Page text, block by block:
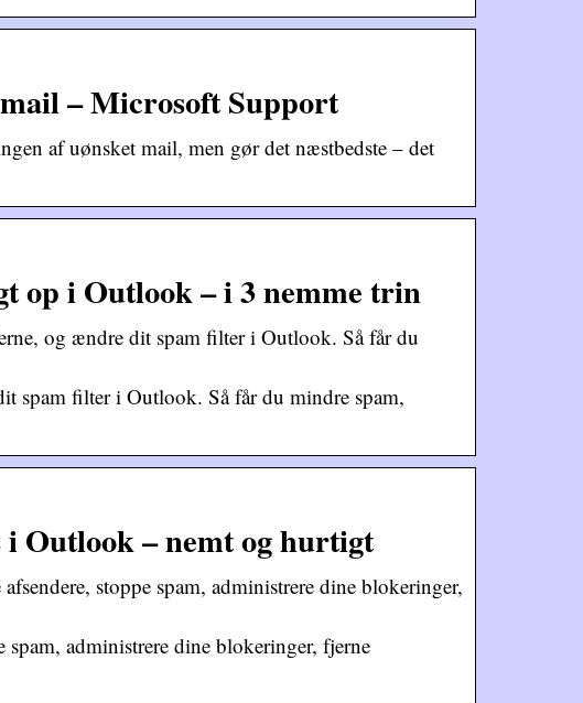
– Microsoft Support
af uønsket mail, men gør det næstbedste – det
i Outlook – i 3 nemme trin
og ændre dit spam filter i Outlook. Så får du
spam filter i Outlook. Så får du mindre spam,
Outlook – nemt og hurtigt
stoppe spam, administrere dine blokeringer,
administrere dine blokeringer, fjerne